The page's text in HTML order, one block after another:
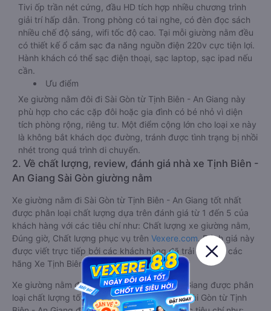
Tivi ốp trần nét cứng, đầu HD tích hợp nhiều chương trình
giải trí hấp dẫn. Trong phòng có tai nghe, có đèn đọc sách
nhiều chế độ sáng, wifi tốc độ cao. Tại mỗi giường nằm đều
có thiết kế ổ cắm sạc đa năng nguồn điện 220v cực tiện lợi.
Hành khách có thể sạc điện thoại, sạc laptop, sạc ipad nếu
cần.
Ưu điểm
Xe giường nằm đôi đi Sài Gòn từ Tịnh Biên - An Giang này
phù hợp cho các cặp đôi hoặc gia đình có bé nhỏ vì diện
tích phòng rộng, riêng tư. Một điểm cộng lớn cho loại xe này
là không bắt khách dọc đường, tránh được tình trạng bị nhồi
nhét trong quá trình di chuyển.
2. Về chất lượng, review, đánh giá nhà xe Tịnh Biên -
An Giang Sài Gòn giường nằm
Xe giường nằm đi Sài Gòn từ Tịnh Biên - An Giang tốt nhất
được phân loại chất lượng dựa trên đánh giá từ 1 đến 5 của
khách hàng với các tiêu chí như: Chất lượng xe giường nằm,
Đúng giờ, Chất lượng phục vụ trên Vexere.com. Đánh giá này
được viết trực tiếp bởi các khách hàng đã trải nghiệm các
hãng Xe Tịnh Biên - An Giang đi Sài Gòn.
Xe giường nằm đi Sài Gòn từ Tịnh Biên - An Giang được phân
loại chất lượng tốt nhất là xe Hoàng Minh đi Sài Gòn từ Tịnh